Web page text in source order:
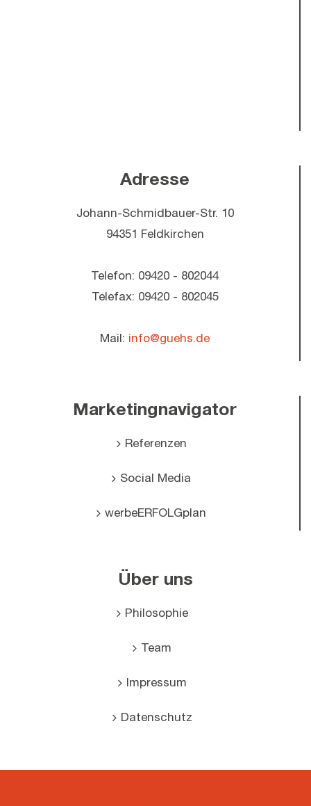
Adresse
Johann-Schmidbauer-Str. 10
94351 Feldkirchen
Telefon: 09420 - 802044
Telefax: 09420 - 802045
Mail: info@guehs.de
Marketingnavigator
Referenzen
Social Media
werbeERFOLGplan
Über uns
Philosophie
Team
Impressum
Datenschutz